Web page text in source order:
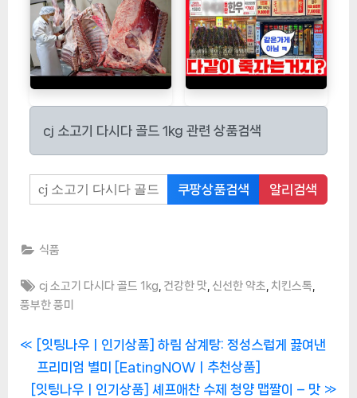
cj 소고기 다시다 골드 1kg 관련 상품검색
쿠팡상품검색 알리검색
식품
Tags:
cj 소고기 다시다 골드 1kg 건강한 맛 신선한 약초 치킨스톡
풍부한 풍미
글
탐
P
r
e
[잇팅나우ㅣ인기상품] 하림 삼계탕: 정성스럽게 끓여낸
프리미엄 별미 [EatingNOWㅣ추천상품]
N[잇팅나우ㅣ인기상품] 셰프애찬 수제 청양 맵짤이 – 맛